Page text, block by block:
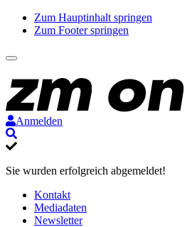
Zum Hauptinhalt springen
Zum Footer springen
Anmelden
Sie wurden erfolgreich abgemeldet!
Kontakt
Mediadaten
Newsletter